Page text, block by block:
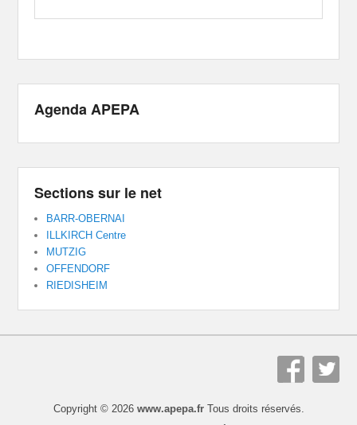
Agenda APEPA
Sections sur le net
BARR-OBERNAI
ILLKIRCH Centre
MUTZIG
OFFENDORF
RIEDISHEIM
Copyright © 2026 www.apepa.frTous droits réservés.